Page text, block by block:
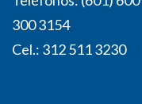
300 3154
Cel.: 312 511 3230